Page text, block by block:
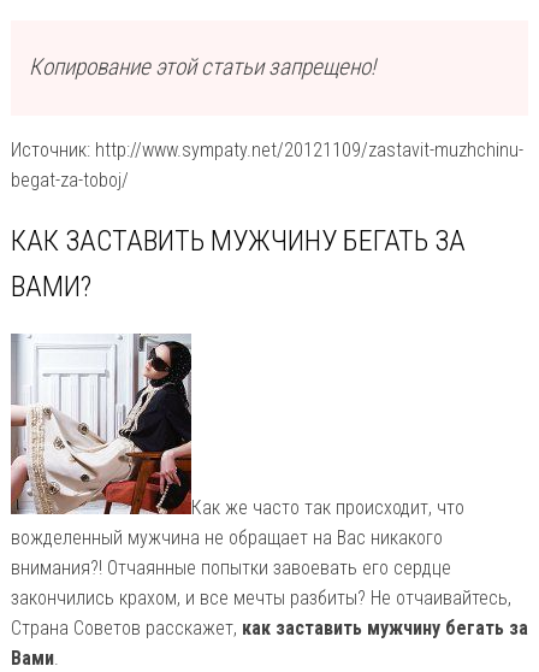
Копирование этой статьи запрещено!
Источник: http://www.sympaty.net/20121109/zastavit-muzhchinu-
begat-za-toboj/
КАК ЗАСТАВИТЬ МУЖЧИНУ БЕГАТЬ ЗА
ВАМИ?
Как же часто так происходит, что
вожделенный мужчина не обращает на Вас никакого
внимания?! Отчаянные попытки завоевать его сердце
закончились крахом, и все мечты разбиты? Не отчаивайтесь,
Страна Советов расскажет, как заставить мужчину бегать за
Вами.